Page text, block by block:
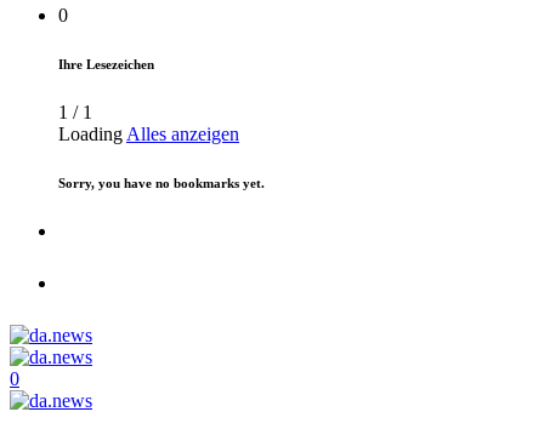
0
Ihre Lesezeichen
1 / 1
Loading Alles anzeigen
Sorry, you have no bookmarks yet.
0